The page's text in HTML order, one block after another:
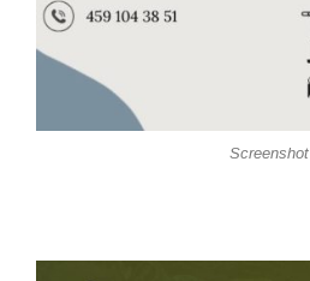
Screenshot